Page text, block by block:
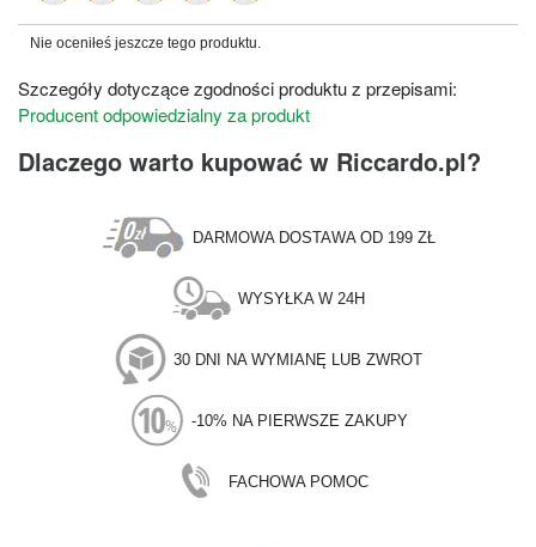
Nie oceniłeś jeszcze tego produktu.
Szczegóły dotyczące zgodności produktu z przepisami:
Producent odpowiedzialny za produkt
Dlaczego warto kupować w Riccardo.pl?
DARMOWA DOSTAWA OD 199 ZŁ
WYSYŁKA W 24H
30 DNI NA WYMIANĘ LUB ZWROT
-10% NA PIERWSZE ZAKUPY
FACHOWA POMOC